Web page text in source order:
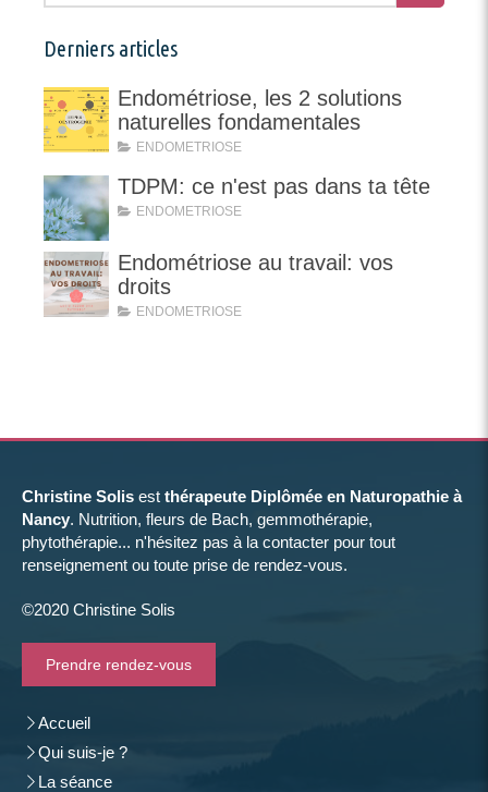
Derniers articles
Endométriose, les 2 solutions
naturelles fondamentales
ENDOMETRIOSE
TDPM: ce n'est pas dans ta tête
ENDOMETRIOSE
Endométriose au travail: vos
droits
ENDOMETRIOSE
Christine Solis est thérapeute Diplômée en Naturopathie à
Nancy. Nutrition, fleurs de Bach, gemmothérapie,
phytothérapie... n'hésitez pas à la contacter pour tout
renseignement ou toute prise de rendez-vous.
©2020 Christine Solis
Prendre rendez-vous
Accueil
Qui suis-je ?
La séance